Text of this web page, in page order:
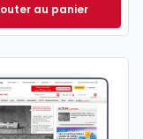
annoté. Édition
au panier
Recueil Dalloz à